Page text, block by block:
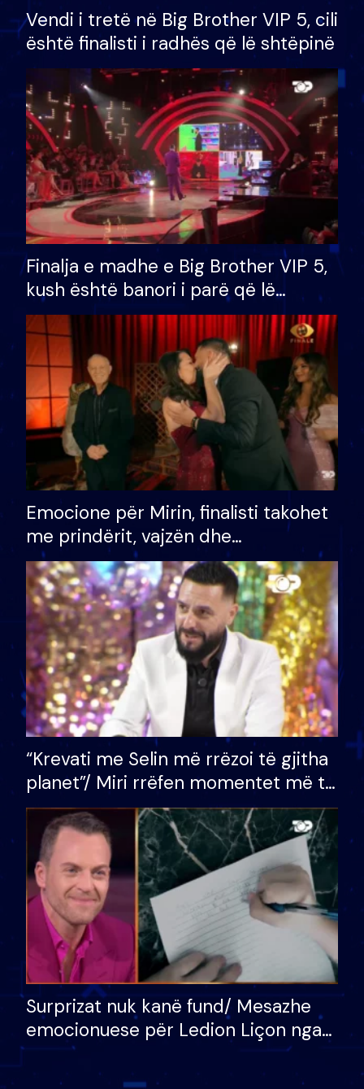
Vendi i tretë në Big Brother VIP 5, cili
është finalisti i radhës që lë shtëpinë
Finalja e madhe e Big Brother VIP 5,
kush është banori i parë që lë
shtëpinë dhe humb mundësinë për
të fituar çmimin e madh
Emocione për Mirin, finalisti takohet
me prindërit, vajzën dhe
bashkëshorten: S’kemi ndonjë letër
divorci apo jo?
“Krevati me Selin më rrëzoi të gjitha
planet”/ Miri rrëfen momentet më të
bukura në shtëpinë e BB VIP: Do më
mungojë zilja e mëngjesit kur…
Surprizat nuk kanë fund/ Mesazhe
emocionuese për Ledion Liçon nga
nëna dhe fëmijët e tij, moderatori
nuk i mban dot lotët: Nuk meritoj…